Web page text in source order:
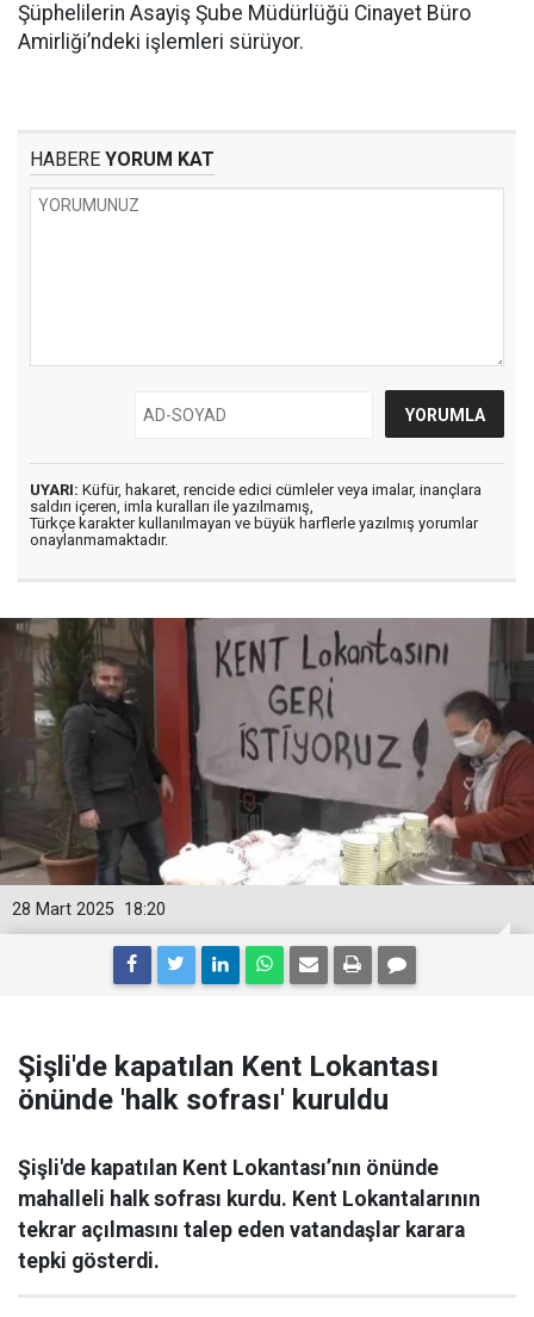
Şüphelilerin Asayiş Şube Müdürlüğü Cinayet Büro
Amirliği’ndeki işlemleri sürüyor.
HABERE YORUM KAT
UYARI: Küfür, hakaret, rencide edici cümleler veya imalar, inançlara
saldırı içeren, imla kuralları ile yazılmamış,
Türkçe karakter kullanılmayan ve büyük harflerle yazılmış yorumlar
onaylanmamaktadır.
18:20
28 Mart 2025
Şişli'de kapatılan Kent Lokantası
önünde 'halk sofrası' kuruldu
Şişli'de kapatılan Kent Lokantası’nın önünde
mahalleli halk sofrası kurdu. Kent Lokantalarının
tekrar açılmasını talep eden vatandaşlar karara
tepki gösterdi.